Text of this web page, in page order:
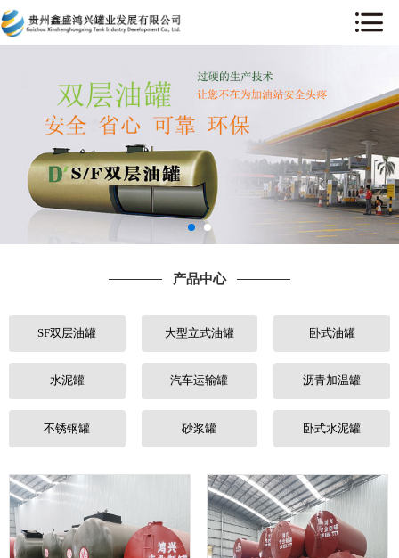
产品中心
SF双层油罐 大型立式油罐 卧式油罐
水泥罐 汽车运输罐 沥青加温罐
不锈钢罐 砂浆罐 卧式水泥罐
关于我们
产品中心
工程案例
售后服务
行业动态
人才招聘
联系我们